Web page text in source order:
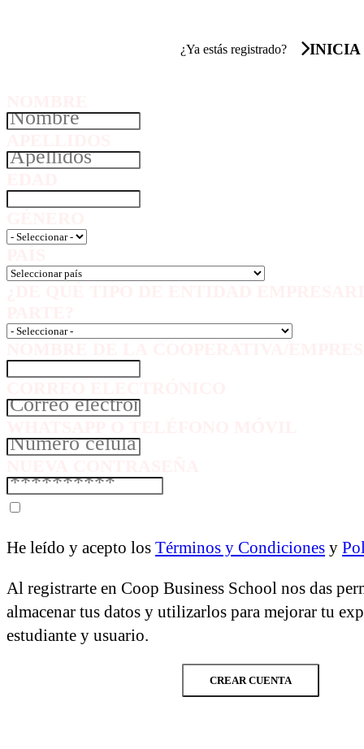
¿Ya estás registrado? INICIA
He leído y acepto los Términos y Condiciones y
Al registrarte en Coop Business School nos das
almacenar tus datos y utilizarlos para mejorar tu
estudiante y usuario.
CREAR CUENTA